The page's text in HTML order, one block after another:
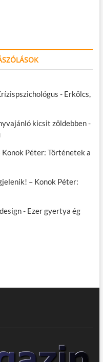
- Erkölcs,
kicsit zöldebben-
Péter: Történetek a
– Konok Péter:
- Ezer gyertya ég